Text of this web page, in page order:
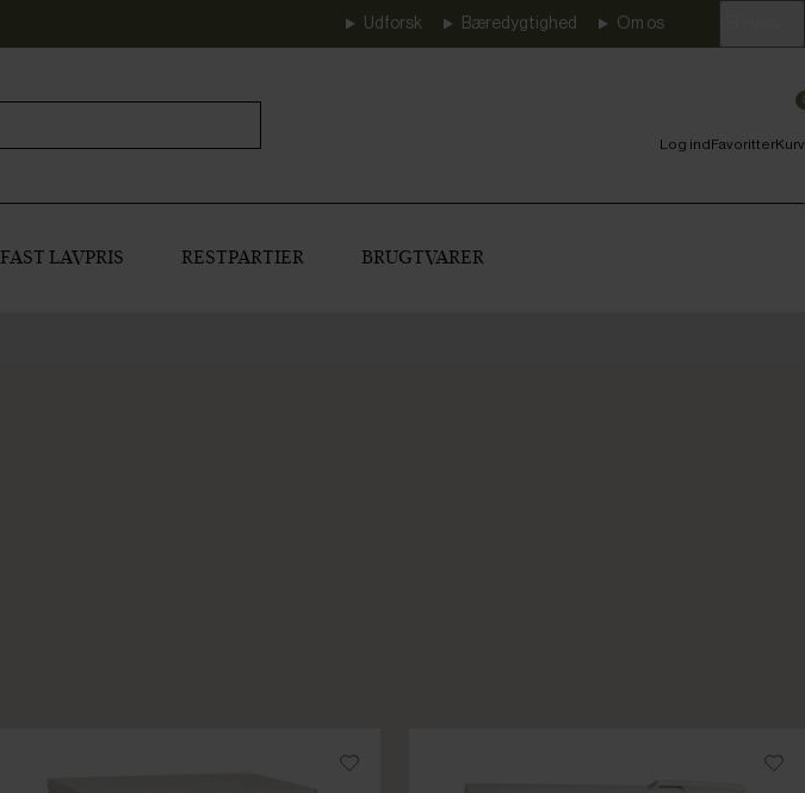
Udforsk Bæredygtighed Om os
Log indFavoritterKurv
FAST LAVPRIS RESTPARTIER BRUGTVARER